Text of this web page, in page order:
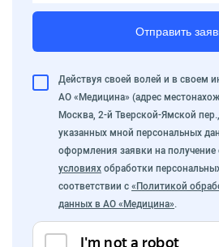
Отправить
Действуя своей волей и в своем
АО «Медицина» (адрес
Москва, 2-й Тверской-Ямской
указанных мной персональных
оформления заявки на получение
условиях обработки
соответствии с «Политикой
данных в АО «Медицина».